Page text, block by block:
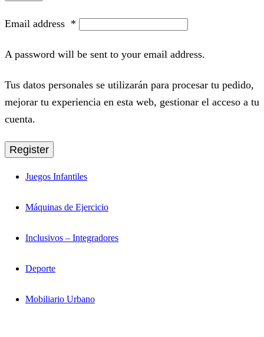
Email address *
A password will be sent to your email address.
Tus datos personales se utilizarán para procesar tu pedido,
mejorar tu experiencia en esta web, gestionar el acceso a tu
cuenta.
Register
Juegos Infantiles
Máquinas de Ejercicio
Inclusivos – Integradores
Deporte
Mobiliario Urbano